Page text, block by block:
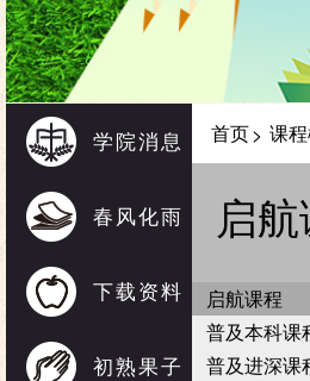
学院消息
春风化雨
下载资料
初熟果子
首页> 课
启
启航课程
普及本科课
普及进深课